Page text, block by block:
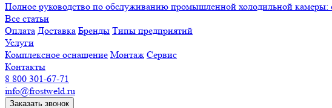
Полное руководство по обслуживанию промышленной холодильной камеры:
Все статьи
Оплата Доставка Бренды Типы предприятий
Услуги
Комплексное оснащение Монтаж Сервис
Контакты
8 800 301-67-71
info@frostweld.ru
Заказать звонок